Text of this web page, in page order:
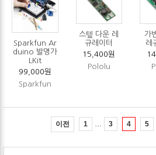
Sparkfun Ar
duino 발명가
LKit
99,000원
Sparkfun
스텦 다운 레
규레이터
15,400원
Pololu
가
레
이전 1 3 4 5